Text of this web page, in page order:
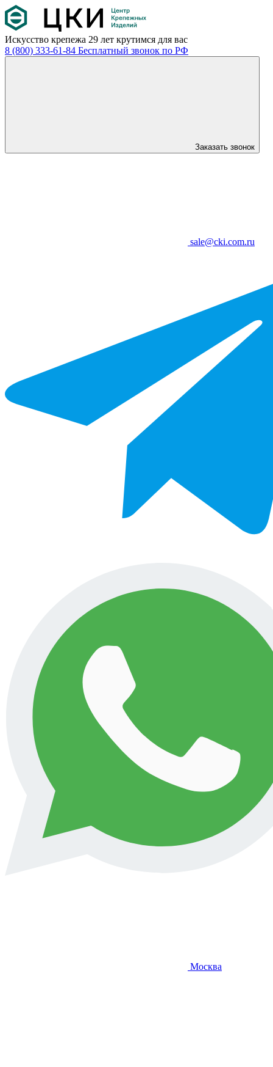
Искусство крепежа 29 лет крутимся для вас
8 (800) 333-61-84 Бесплатный звонок по РФ
Заказать звонок
sale@cki.com.ru
Москва